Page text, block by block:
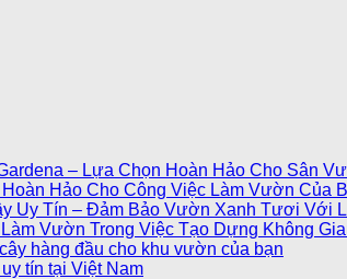
– Lựa Chọn Hoàn Hảo Cho Sân
Hảo Cho Công Việc Làm Vườn Của
Uy Tín – Đảm Bảo Vườn Xanh Tươi Với
Vườn Trong Việc Tạo Dựng Không
hàng đầu cho khu vườn của bạn
tín tại Việt Nam